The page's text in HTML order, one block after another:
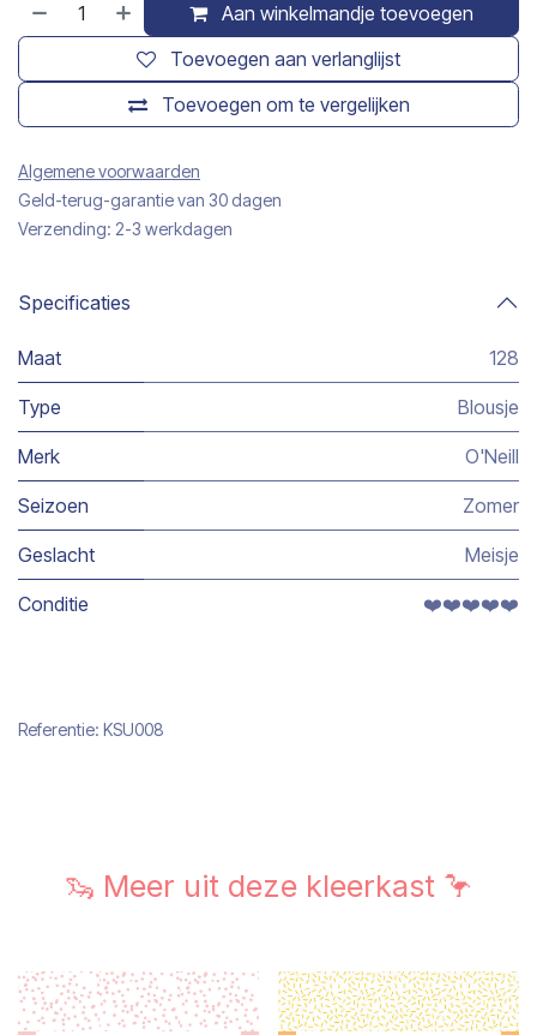
Aan winkelmandje toevoegen
Toevoegen om te vergelijken
Toevoegen aan verlanglijst
Algemene voorwaarden
Geld-terug-garantie van 30 dagen
Verzending: 2-3 werkdagen
Specificaties
Maat 128
Type Blousje
Merk O'Neill
Seizoen Zomer
Geslacht Meisje
Conditie ❤️❤️❤️❤️❤️
Referentie: KSU008
🦦 Meer uit deze kleerkast 🦩